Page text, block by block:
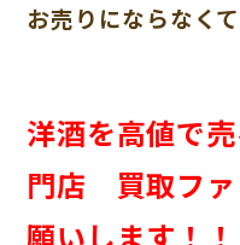
お売りにならなく
洋酒を高値で
門店 買取フ
願いします！！